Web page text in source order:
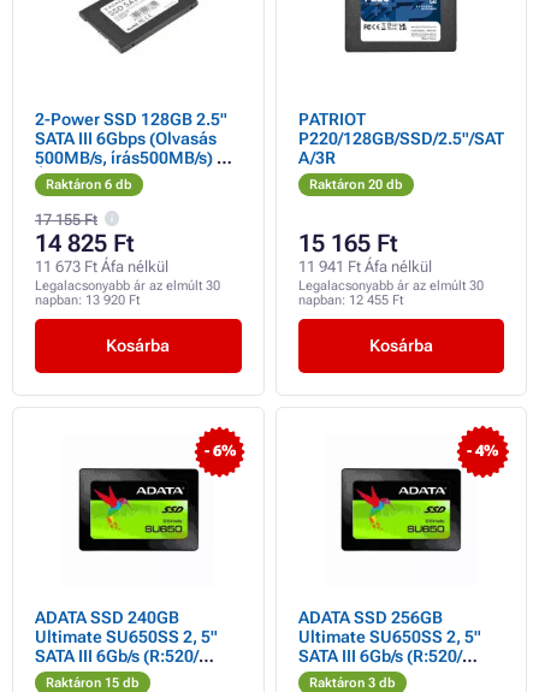
2-Power SSD 128GB 2.5"
SATA III 6Gbps (Olvasás
500MB/s, írás500MB/s) 3
ÉV GARANCIA
Raktáron 6 db
17 155 Ft
14 825 Ft
11 673 Ft Áfa nélkül
Legalacsonyabb ár az elmúlt 30
napban: 13 920 Ft
Kosárba
PATRIOT
P220/128GB/SSD/2.5"/SAT
A/3R
Raktáron 20 db
15 165 Ft
11 941 Ft Áfa nélkül
Legalacsonyabb ár az elmúlt 30
napban: 12 455 Ft
Kosárba
- 6%
ADATA SSD 240GB
Ultimate SU650SS 2, 5"
SATA III 6Gb/s (R:520/
W:450MB/s)
Raktáron 15 db
- 4%
ADATA SSD 256GB
Ultimate SU650SS 2, 5"
SATA III 6Gb/s (R:520/
W:450MB/s)
Raktáron 3 db